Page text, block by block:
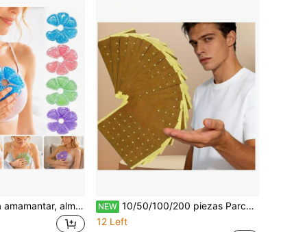
Almohadillas para amamantar, almohadillas de gel de enfriamiento/calentamiento para amamantar, suministros esenciales para la lactancia y la recuperación posparto, lactancia materna NEW 10/50/100/200 piezas Parche aliviador del dolor transpirable - Extractos herbales naturales para comodidad muscular y articular
12 Left